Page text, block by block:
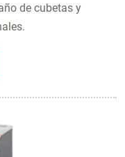
de cubetas y